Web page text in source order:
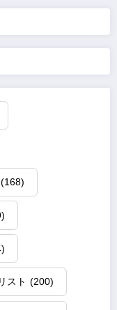
(168)
スト (200)